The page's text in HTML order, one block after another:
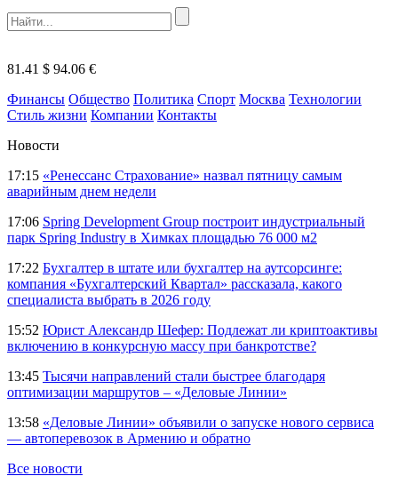
81.41 $ 94.06 €
Финансы Общество Политика Спорт Москва Технологии
Стиль жизни Компании Контакты
Новости
17:15 «Ренессанс Страхование» назвал пятницу самым
аварийным днем недели
17:06 Spring Development Group построит индустриальный
парк Spring Industry в Химках площадью 76 000 м2
17:22 Бухгалтер в штате или бухгалтер на аутсорсинге:
компания «Бухгалтерский Квартал» рассказала, какого
специалиста выбрать в 2026 году
15:52 Юрист Александр Шефер: Подлежат ли криптоактивы
включению в конкурсную массу при банкротстве?
13:45 Тысячи направлений стали быстрее благодаря
оптимизации маршрутов – «Деловые Линии»
13:58 «Деловые Линии» объявили о запуске нового сервиса
— автоперевозок в Армению и обратно
Все новости